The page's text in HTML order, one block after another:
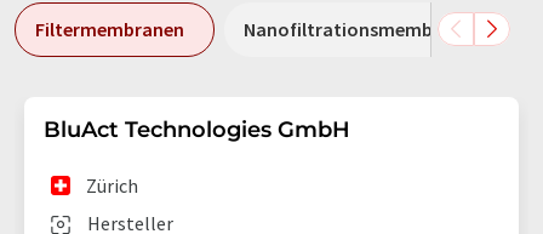
Filtermembranen Nanofiltrationsmembranen
BluAct Technologies GmbH
Hersteller
Zürich